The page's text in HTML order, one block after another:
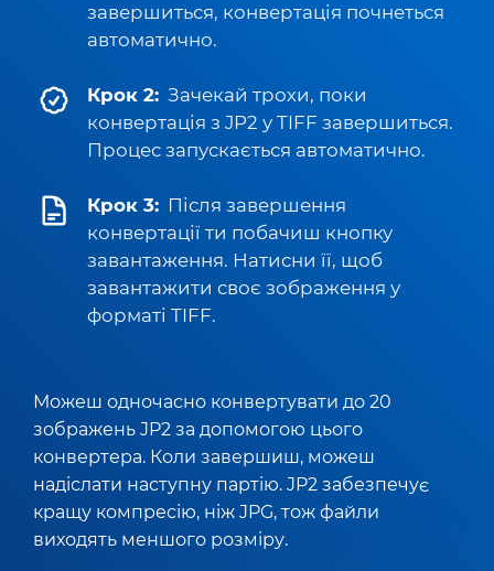
завершиться, конвертація почнеться
автоматично.
Крок 2: Зачекай трохи, поки
конвертація з JP2 у TIFF завершиться.
Процес запускається автоматично.
Крок 3: Після завершення
конвертації ти побачиш кнопку
завантаження. Натисни її, щоб
завантажити своє зображення у
форматі TIFF.
Можеш одночасно конвертувати до 20
зображень JP2 за допомогою цього
конвертера. Коли завершиш, можеш
надіслати наступну партію. JP2 забезпечує
кращу компресію, ніж JPG, тож файли
виходять меншого розміру.